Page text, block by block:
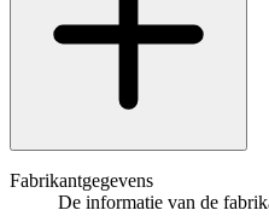
Fabrikantgegevens
De informatie van de